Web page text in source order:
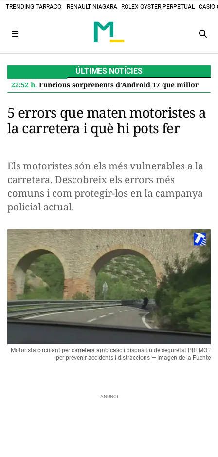
TRENDING TARRACO: RENAULT NIAGARA ROLEX OYSTER PERPETUAL CASIO
ÚLTIMES NOTÍCIES
22:52 h. Funcions sorprenents d’Android 17 que milloren el teu Google Pixel
5 errors que maten motoristes a
la carretera i què hi pots fer
Els motoristes són els més vulnerables a la
carretera. Descobreix els errors més
comuns i com protegir-los en la campanya
policial actual.
Motorista circulant per carretera amb casc i dispositiu de seguretat PREMOT
per prevenir accidents i distraccions — Imagen de la Fuente